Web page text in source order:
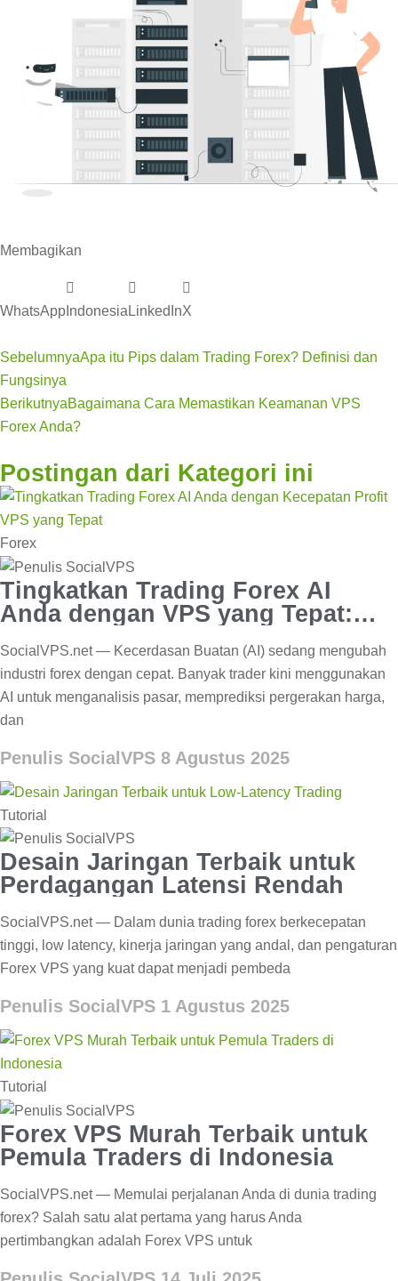
Membagikan
WhatsApp Indonesia LinkedInX
SebelumnyaApa itu Pips dalam Trading Forex? Definisi dan
Fungsinya
BerikutnyaBagaimana Cara Memastikan Keamanan VPS
Forex Anda?
Postingan dari Kategori ini
Forex
Tingkatkan Trading Forex AI
Anda dengan VPS yang Tepat:
SocialVPS.net — Kecerdasan Buatan (AI) sedang mengubah
industri forex dengan cepat. Banyak trader kini menggunakan
AI untuk menganalisis pasar, memprediksi pergerakan harga,
dan
Penulis SocialVPS 8 Agustus 2025
Tutorial
Desain Jaringan Terbaik untuk
Perdagangan Latensi Rendah
SocialVPS.net — Dalam dunia trading forex berkecepatan
tinggi, low latency, kinerja jaringan yang andal, dan pengaturan
Forex VPS yang kuat dapat menjadi pembeda
Penulis SocialVPS 1 Agustus 2025
Tutorial
Forex VPS Murah Terbaik untuk
Pemula Traders di Indonesia
SocialVPS.net — Memulai perjalanan Anda di dunia trading
forex? Salah satu alat pertama yang harus Anda
pertimbangkan adalah Forex VPS untuk